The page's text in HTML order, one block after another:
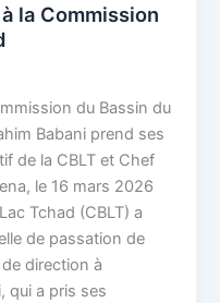
la Commission
du Bassin du
Babani prend ses
de la CBLT et Chef
le 16 mars 2026
Tchad (CBLT) a
de passation de
direction à
qui a pris ses